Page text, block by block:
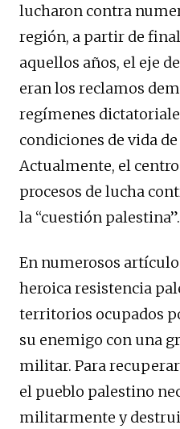
lucharon contra
región, a partir de
aquellos años, el eje
eran los reclamos
regímenes
condiciones de vida
Actualmente, el
procesos de lucha
la “cuestión
En numerosos
heroica resistencia
territorios ocupados
su enemigo con una
militar. Para
el pueblo palestino
militarmente y